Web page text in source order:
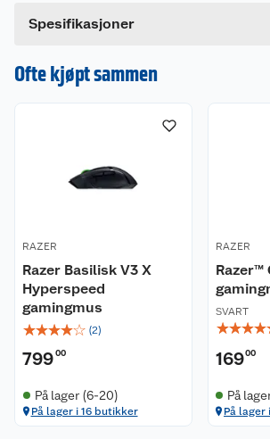
med 16,8 millioner farger
+ Gamingtaster med en myk,
+ Fullt programmerbare taster
makroopptak i sanntid.
+ Holdbar design som tåler
fullstendig sikkerhet
+ Razer Synapse-aktivert for
Dette produktet har ikke fått noen
en omtale.
Spesifikasjoner
Ofte kjøpt sammen
RAZER
Razer Basilisk V3 X
Hyperspeed
gamingmus
☆☆☆☆☆ (2)
79900
På lager (6-20)
På lager i 16 butikker
RAZER
Razer™
SVART
☆☆☆☆
16900
På
På lager